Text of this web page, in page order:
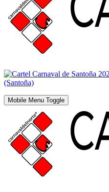
Mobile Menu Toggle